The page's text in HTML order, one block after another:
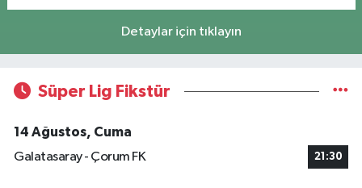
Detaylar için tıklayın
Süper Lig Fikstür
14 Ağustos, Cuma
Galatasaray - Çorum FK
21:30